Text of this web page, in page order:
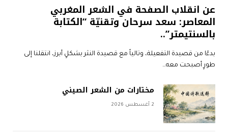
عن انقلاب الصفحة في الشعر المغربي
المعاصر: سعد سرحان وتقنيّة “الكتابة
بالسنتيمتر”..
بدءًا من قصيدة التفعيلة، وتالياً مع قصيدة النثر بشكلٍ أبرز، انتقلنا إلى
طورٍ أصبحت معه…
مختارات من الشعر الصيني
2 أغسطس 2026